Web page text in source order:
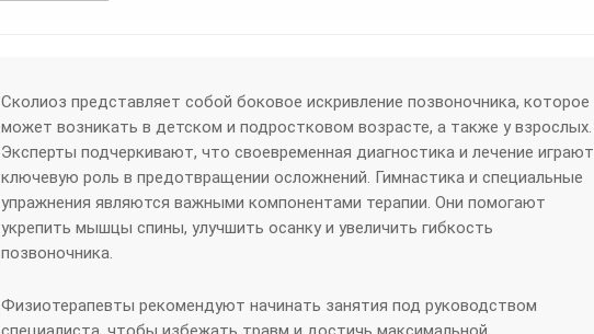
Сколиоз представляет собой боковое искривление позвоночника, которое
может возникать в детском и подростковом возрасте, а также у взрослых.
Эксперты подчеркивают, что своевременная диагностика и лечение играют
ключевую роль в предотвращении осложнений. Гимнастика и специальные
упражнения являются важными компонентами терапии. Они помогают
укрепить мышцы спины, улучшить осанку и увеличить гибкость
позвоночника.
Физиотерапевты рекомендуют начинать занятия под руководством